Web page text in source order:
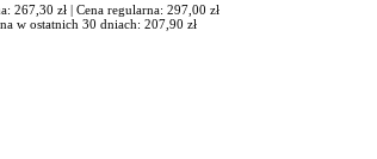
267,30 zł | Cena regularna: 297,00 zł
w ostatnich 30 dniach: 207,90 zł